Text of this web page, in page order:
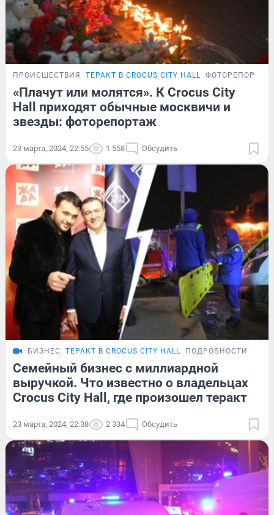
ПРОИСШЕСТВИЯ ТЕРАКТ В CROCUS CITY HALL ФОТОРЕПОРТАЖ
«Плачут или молятся». К Crocus City
Hall приходят обычные москвичи и
звезды: фоторепортаж
23 марта, 2024, 22:55 1 558 Обсудить
БИЗНЕС ТЕРАКТ В CROCUS CITY HALL ПОДРОБНОСТИ
Семейный бизнес с миллиардной
выручкой. Что известно о владельцах
Crocus City Hall, где произошел теракт
23 марта, 2024, 22:38 2 334 Обсудить